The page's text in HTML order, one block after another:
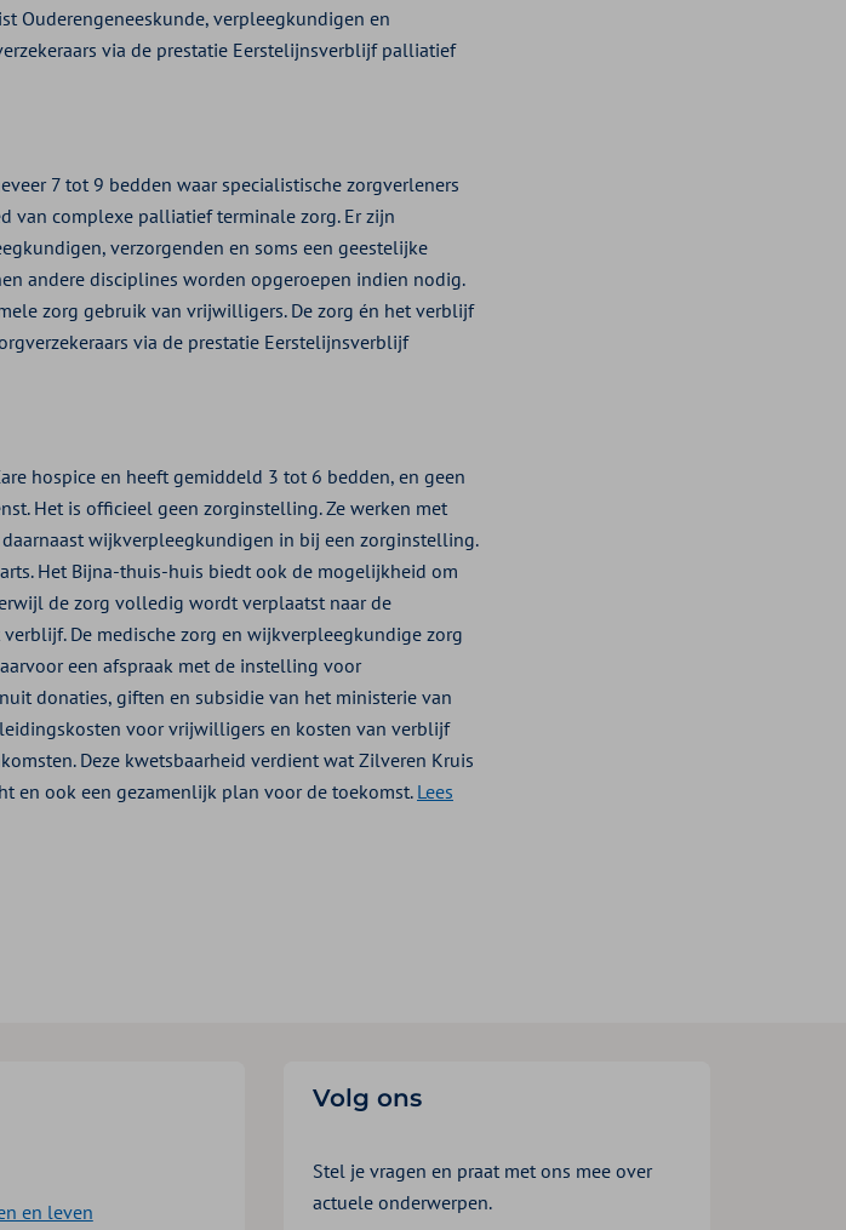
Ouderengeneeskunde, verpleegkundigen en
via de prestatie Eerstelijnsverblijf palliatief
7 tot 9 bedden waar specialistische zorgverleners
van complexe palliatief terminale zorg. Er zijn
verzorgenden en soms een geestelijke
andere disciplines worden opgeroepen indien nodig.
zorg gebruik van vrijwilligers. De zorg én het verblijf
via de prestatie Eerstelijnsverblijf
hospice en heeft gemiddeld 3 tot 6 bedden, en geen
Het is officieel geen zorginstelling. Ze werken met
wijkverpleegkundigen in bij een zorginstelling.
Het Bijna-thuis-huis biedt ook de mogelijkheid om
de zorg volledig wordt verplaatst naar de
De medische zorg en wijkverpleegkundige zorg
een afspraak met de instelling voor
donaties, giften en subsidie van het ministerie van
voor vrijwilligers en kosten van verblijf
Deze kwetsbaarheid verdient wat Zilveren Kruis
en ook een gezamenlijk plan voor de toekomst.Lees
en leven
Volg ons
Stel je vragen en praat met ons mee over
actuele onderwerpen.